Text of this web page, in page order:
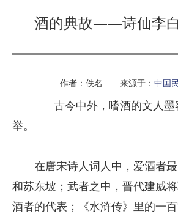
酒的典故——诗仙李
作者：佚名 来源于： 中国
古今中外，嗜酒的文人
举。
在唐宋诗人词人中，爱酒者最
和苏东坡；武者之中，晋代建威
酒者的代表；《水浒传》里的一